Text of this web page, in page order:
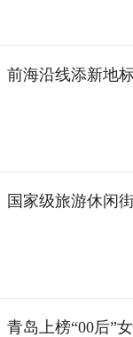
前海沿线添新地
国家级旅游休闲
青岛上榜“00后”